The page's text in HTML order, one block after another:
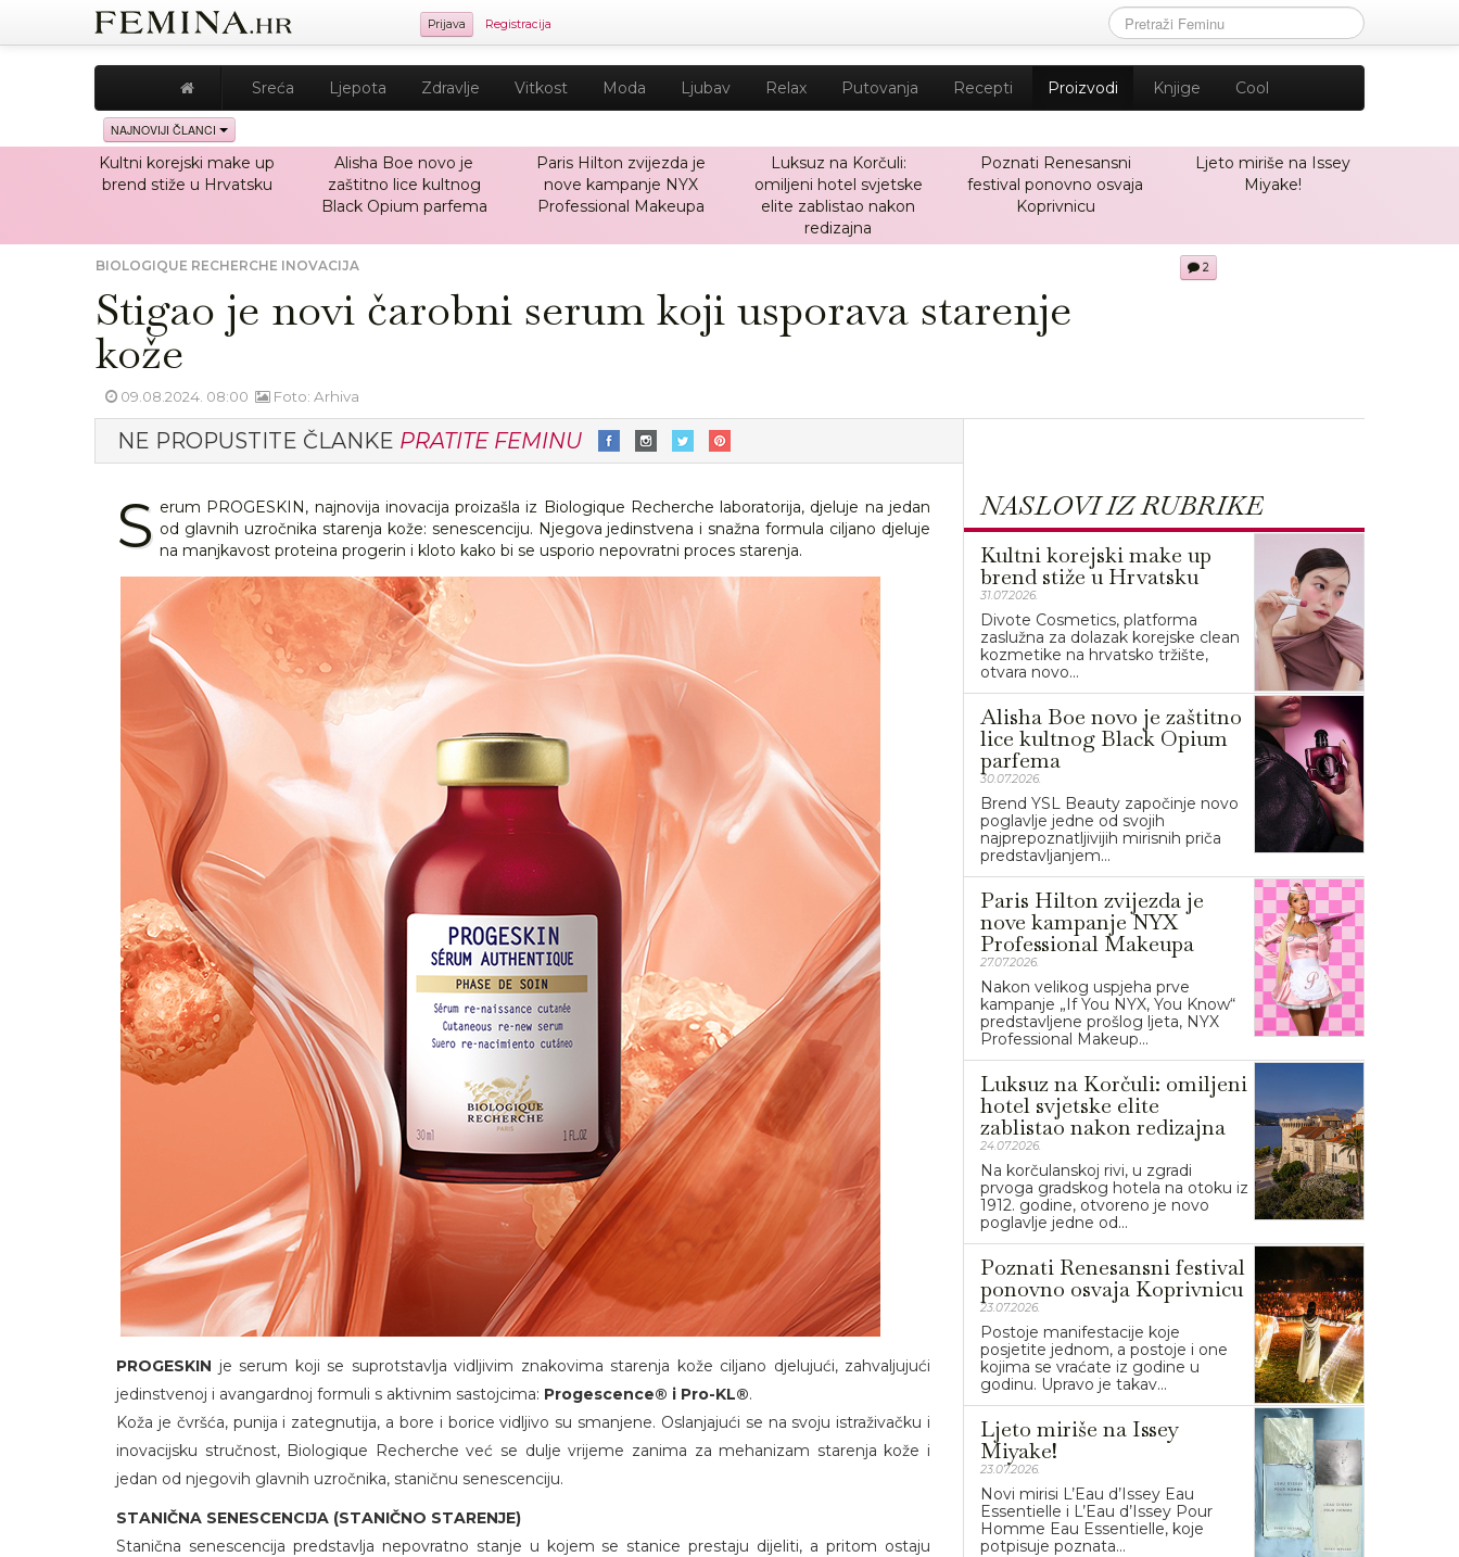
Prijava Registracija
Sreća Ljepota Zdravlje Vitkost Moda Ljubav Relax Putovanja Recepti Proizvodi Knjige Cool
NAJNOVIJI ČLANCI
Kultni korejski make up
brend stiže u Hrvatsku
Alisha Boe novo je
zaštitno lice kultnog
Black Opium parfema
Paris Hilton zvijezda je
nove kampanje NYX
Professional Makeupa
Luksuz na Korčuli:
omiljeni hotel svjetske
elite zablistao nakon
redizajna
Poznati Renesansni
festival ponovno osvaja
Koprivnicu
Ljeto miriše na Issey
Miyake!
BIOLOGIQUE RECHERCHE INOVACIJA
Stigao je novi čarobni serum koji usporava starenje
kože
2
09.08.2024. 08:00 Foto: Arhiva
NE PROPUSTITE ČLANKE PRATITE FEMINU
S erum PROGESKIN, najnovija inovacija proizašla iz Biologique Recherche laboratorija, djeluje na jedan
od glavnih uzročnika starenja kože: senescenciju. Njegova jedinstvena i snažna formula ciljano djeluje
na manjkavost proteina progerin i kloto kako bi se usporio nepovratni proces starenja.
PROGESKIN je serum koji se suprotstavlja vidljivim znakovima starenja kože ciljano djelujući, zahvaljujući
jedinstvenoj i avangardnoj formuli s aktivnim sastojcima: Progescence® i Pro-KL®.
Koža je čvršća, punija i zategnutija, a bore i borice vidljivo su smanjene. Oslanjajući se na svoju istraživačku i
inovacijsku stručnost, Biologique Recherche već se dulje vrijeme zanima za mehanizam starenja kože i
jedan od njegovih glavnih uzročnika, staničnu senescenciju.
STANIČNA SENESCENCIJA (STANIČNO STARENJE)
Stanična senescencija predstavlja nepovratno stanje u kojem se stanice prestaju dijeliti, a pritom ostaju
NASLOVI IZ RUBRIKE
Kultni korejski make up
brend stiže u Hrvatsku
31.07.2026.
Divote Cosmetics, platforma
zaslužna za dolazak korejske clean
kozmetike na hrvatsko tržište,
otvara novo...
Alisha Boe novo je zaštitno
lice kultnog Black Opium
parfema
30.07.2026.
Brend YSL Beauty započinje novo
poglavlje jedne od svojih
najprepoznatljivijih mirisnih priča
predstavljanjem...
Paris Hilton zvijezda je
nove kampanje NYX
Professional Makeupa
27.07.2026.
Nakon velikog uspjeha prve
kampanje „If You NYX, You Know“
predstavljene prošlog ljeta, NYX
Professional Makeup...
Luksuz na Korčuli: omiljeni
hotel svjetske elite
zablistao nakon redizajna
24.07.2026.
Na korčulanskoj rivi, u zgradi
prvoga gradskog hotela na otoku iz
1912. godine, otvoreno je novo
poglavlje jedne od...
Poznati Renesansni festival
ponovno osvaja Koprivnicu
23.07.2026.
Postoje manifestacije koje
posjetite jednom, a postoje i one
kojima se vraćate iz godine u
godinu. Upravo je takav...
Ljeto miriše na Issey
Miyake!
23.07.2026.
Novi mirisi L’Eau d’Issey Eau
Essentielle i L’Eau d’Issey Pour
Homme Eau Essentielle, koje
potpisuje poznata...